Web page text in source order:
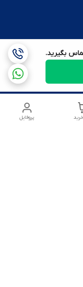
بگیرید.
پروفایل